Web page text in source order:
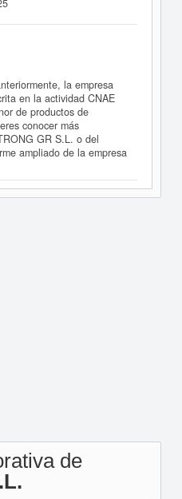
la empresa
en la actividad CNAE
de productos de
conocer más
GR S.L. o del
ampliado de la empresa
de